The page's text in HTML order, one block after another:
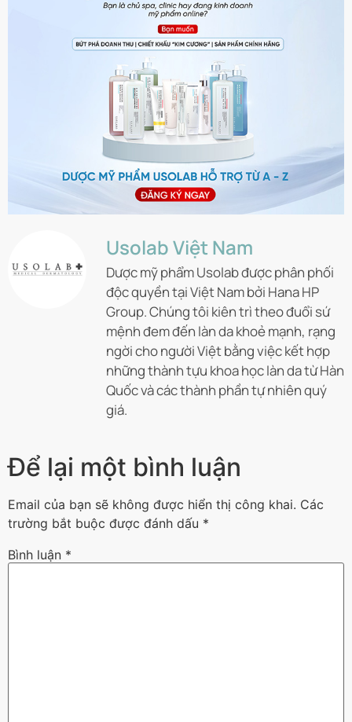
Usolab Việt Nam
Dược mỹ phẩm Usolab được phân phối
độc quyền tại Việt Nam bởi Hana HP
Group. Chúng tôi kiên trì theo đuổi sứ
mệnh đem đến làn da khoẻ mạnh, rạng
ngời cho người Việt bằng việc kết hợp
những thành tựu khoa học làn da từ Hàn
Quốc và các thành phần tự nhiên quý
giá.
Để lại một bình luận
Email của bạn sẽ không được hiển thị công khai. Các
trường bắt buộc được đánh dấu *
Bình luận *